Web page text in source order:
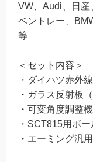
VW、Audi、日産
ベントレー、
等
＜セット内容＞
・ダイハツ赤外
・ガラス反射板
・可変角度調整
・SCT815用ボ
・エーミング汎